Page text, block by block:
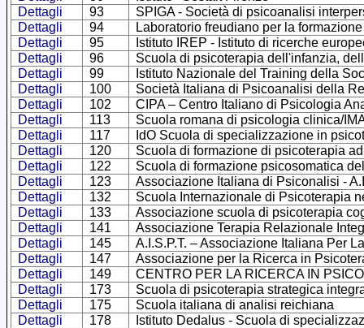
Dettagli
93
SPIGA - Società di psicoanalisi
Dettagli
94
Laboratorio freudiano per la
Dettagli
95
Istituto IREP - Istituto di ricerche
Dettagli
96
Scuola di psicoterapia dell'infanzia,
Dettagli
99
Istituto Nazionale del Training della
Dettagli
100
Società Italiana di Psicoanalisi della
Dettagli
102
CIPA – Centro Italiano di Psicologia
Dettagli
113
Scuola romana di psicologia clinica/
Dettagli
117
IdO Scuola di specializzazione in
Dettagli
120
Scuola di formazione di psicoterapia
Dettagli
122
Scuola di formazione psicosomatica
Dettagli
123
Associazione Italiana di Psiconalisi -
Dettagli
132
Scuola Internazionale di Psicoterapia
Dettagli
133
Associazione scuola di psicoterapia
Dettagli
141
Associazione Terapia Relazionale
Dettagli
145
A.I.S.P.T. – Associazione Italiana Per
Dettagli
147
Associazione per la Ricerca in
Dettagli
149
CENTRO PER LA RICERCA IN
Dettagli
173
Scuola di psicoterapia strategica
Dettagli
175
Scuola italiana di analisi reichiana
Dettagli
178
Istituto Dedalus - Scuola di